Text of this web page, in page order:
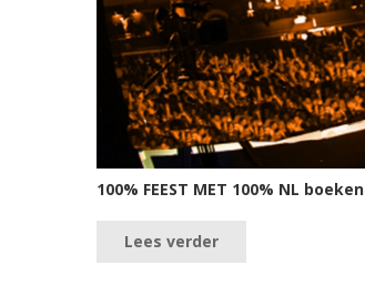
100% FEEST MET 100% NL boeken
Lees verder